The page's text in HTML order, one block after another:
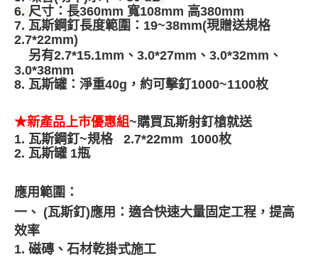
6. 尺寸：長360mm 寬108mm 高380mm
7. 瓦斯鋼釘長度範圍： 19~38mm(現贈送規格
2.7*22mm)
另有2.7*15.1mm 、 3.0*27mm 、 3.0*32mm 、
3.0*38mm
8. 瓦斯罐：淨重40g ，約可擊釘1000~1100枚
★新產品上市優惠組~購買瓦斯射釘槍就送
1. 瓦斯鋼釘~規格 2.7*22mm 1000枚
2. 瓦斯罐1瓶
應用範圍：
一、 (瓦斯釘)應用：適合快速大量固定工程，提高
效率
1. 磁磚、石材乾掛式施工